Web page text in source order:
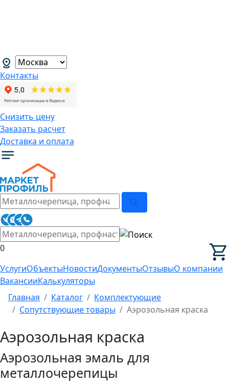
Контакты
Снизить цену
Заказать расчет
Доставка и оплата
0
УслугиОбъектыНовостиДокументыОтзывыО компании
ВакансииКалькуляторы
Главная
Каталог
Комплектующие
Сопутствующие товары
Аэрозольная краска
Аэрозольная краска
Аэрозольная эмаль для
металлочерепицы